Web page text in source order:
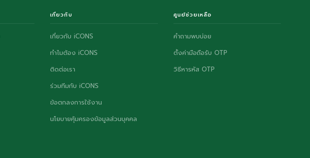
เกี่ยวกับ
เกี่ยวกับ iCONS
ทำไมต้อง iCONS
ติดต่อเรา
ร่วมทีมกับ iCONS
ข้อตกลงการใช้งาน
นโยบายคุ้มครองข้อมูลส่วนบุคคล
ศูนย์ช่วยเหลือ
คำถามพบบ่อย
ตั้งค่ามือถือรับ OTP
วิธีหารหัส OTP